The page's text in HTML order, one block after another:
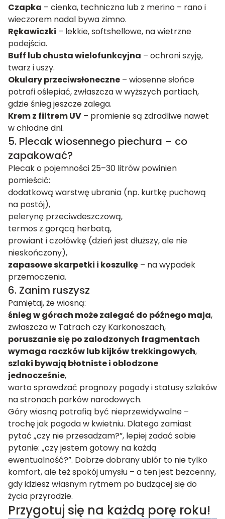
Czapka – cienka, techniczna lub z merino – rano i
wieczorem nadal bywa zimno.
Rękawiczki – lekkie, softshellowe, na wietrzne
podejścia.
Buff lub chusta wielofunkcyjna – ochroni szyję,
twarz i uszy.
Okulary przeciwsłoneczne – wiosenne słońce
potrafi oślepiać, zwłaszcza w wyższych partiach,
gdzie śnieg jeszcze zalega.
Krem z filtrem UV – promienie są zdradliwe nawet
w chłodne dni.
5. Plecak wiosennego piechura – co
zapakować?
Plecak o pojemności 25–30 litrów powinien
pomieścić:
dodatkową warstwę ubrania (np. kurtkę puchową
na postój),
pelerynę przeciwdeszczową,
termos z gorącą herbatą,
prowiant i czołówkę (dzień jest dłuższy, ale nie
nieskończony),
zapasowe skarpetki i koszulkę – na wypadek
przemoczenia.
6. Zanim ruszysz
Pamiętaj, że wiosną:
śnieg w górach może zalegać do późnego maja,
zwłaszcza w Tatrach czy Karkonoszach,
poruszanie się po zalodzonych fragmentach
wymaga raczków lub kijków trekkingowych,
szlaki bywają błotniste i oblodzone
jednocześnie,
warto sprawdzać prognozy pogody i statusy szlaków
na stronach parków narodowych.
Góry wiosną potrafią być nieprzewidywalne –
trochę jak pogoda w kwietniu. Dlatego zamiast
pytać „czy nie przesadzam?”, lepiej zadać sobie
pytanie: „czy jestem gotowy na każdą
ewentualność?”. Dobrze dobrany ubiór to nie tylko
komfort, ale też spokój umysłu – a ten jest bezcenny,
gdy idziesz własnym rytmem po budzącej się do
życia przyrodzie.
Przygotuj się na każdą porę roku!